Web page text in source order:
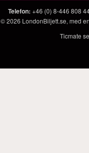
Telefon: +46 (0) 8-446 808
© 2026 LondonBiljett.se, med
Ticmate